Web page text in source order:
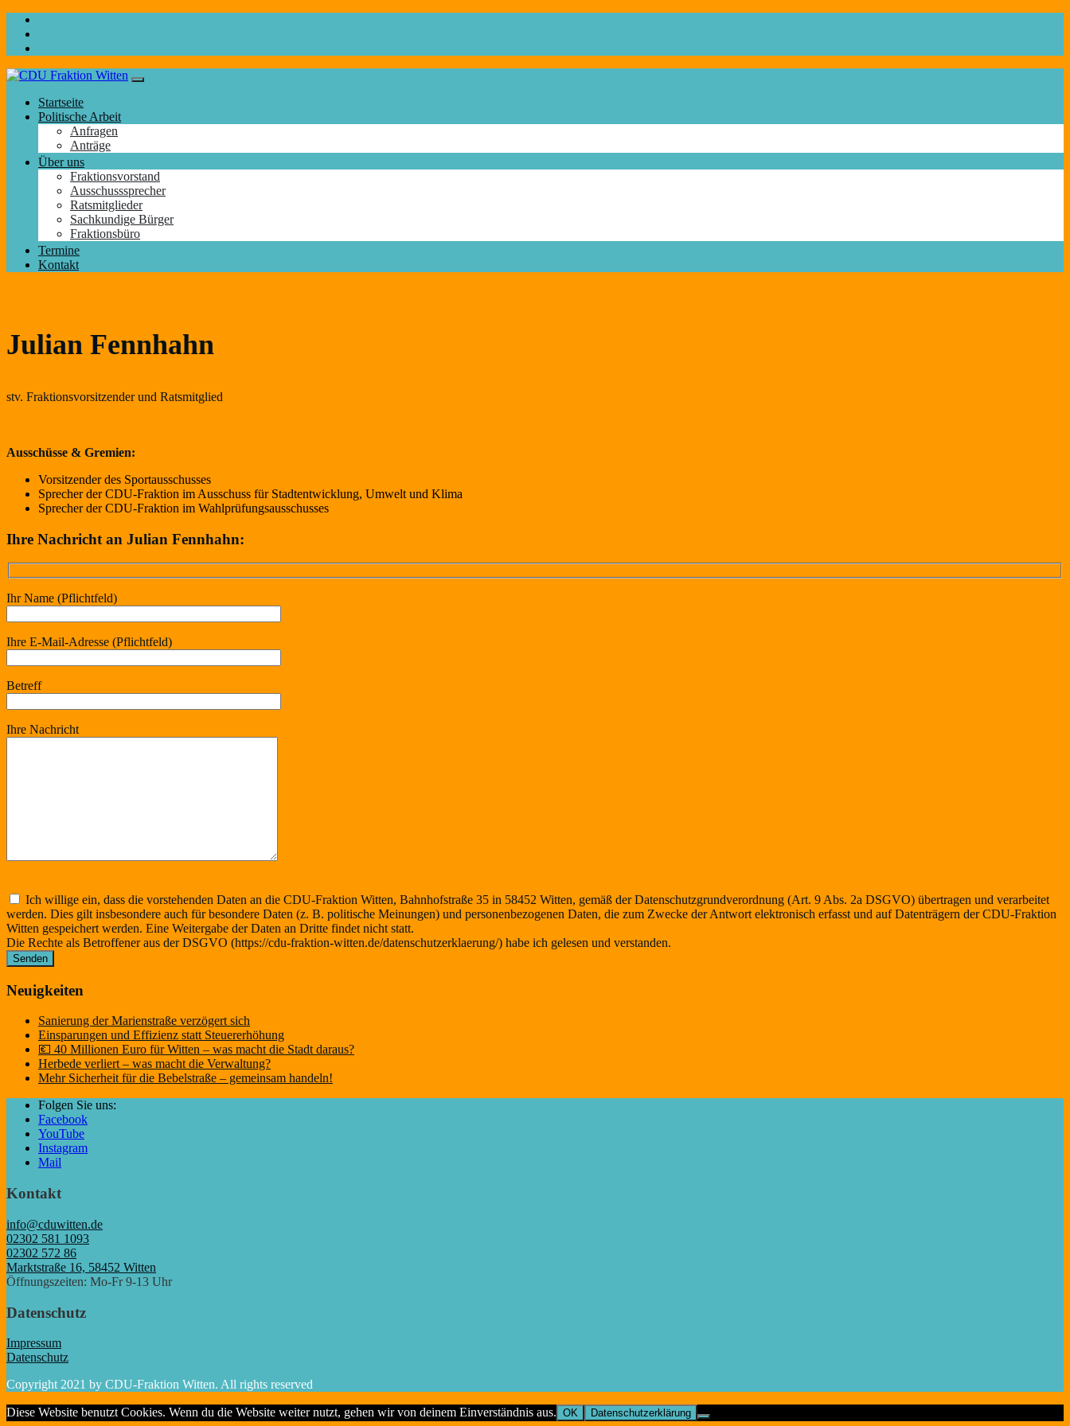
Startseite
Politische Arbeit
Anfragen
Anträge
Über uns
Fraktionsvorstand
Ausschusssprecher
Ratsmitglieder
Sachkundige Bürger
Fraktionsbüro
Termine
Kontakt
Julian Fennhahn
stv. Fraktionsvorsitzender und Ratsmitglied
Ausschüsse & Gremien:
Vorsitzender des Sportausschusses
Sprecher der CDU-Fraktion im Ausschuss für Stadtentwicklung, Umwelt und Klima
Sprecher der CDU-Fraktion im Wahlprüfungsausschusses
Ihre Nachricht an Julian Fennhahn:
Ihr Name (Pflichtfeld)
Ihre E-Mail-Adresse (Pflichtfeld)
Betreff
Ihre Nachricht
Ich willige ein, dass die vorstehenden Daten an die CDU-Fraktion Witten, Bahnhofstraße 35 in 58452 Witten, gemäß der Datenschutzgrundverordnung (Art. 9 Abs. 2a DSGVO) übertragen und verarbeitet
werden. Dies gilt insbesondere auch für besondere Daten (z. B. politische Meinungen) und personenbezogenen Daten, die zum Zwecke der Antwort elektronisch erfasst und auf Datenträgern der CDU-Fraktion
Witten gespeichert werden. Eine Weitergabe der Daten an Dritte findet nicht statt.
Die Rechte als Betroffener aus der DSGVO (https://cdu-fraktion-witten.de/datenschutzerklaerung/) habe ich gelesen und verstanden.
Neuigkeiten
Sanierung der Marienstraße verzögert sich
Einsparungen und Effizienz statt Steuererhöhung
💶 40 Millionen Euro für Witten – was macht die Stadt daraus?
Herbede verliert – was macht die Verwaltung?
Mehr Sicherheit für die Bebelstraße – gemeinsam handeln!
Folgen Sie uns:
Facebook
YouTube
Instagram
Mail
Kontakt
info@cduwitten.de
02302 581 1093
02302 572 86
Marktstraße 16, 58452 Witten
Öffnungszeiten: Mo-Fr 9-13 Uhr
Datenschutz
Impressum
Datenschutz
Copyright 2021 by CDU-Fraktion Witten. All rights reserved
Diese Website benutzt Cookies. Wenn du die Website weiter nutzt, gehen wir von deinem Einverständnis aus. OK Datenschutzerklärung